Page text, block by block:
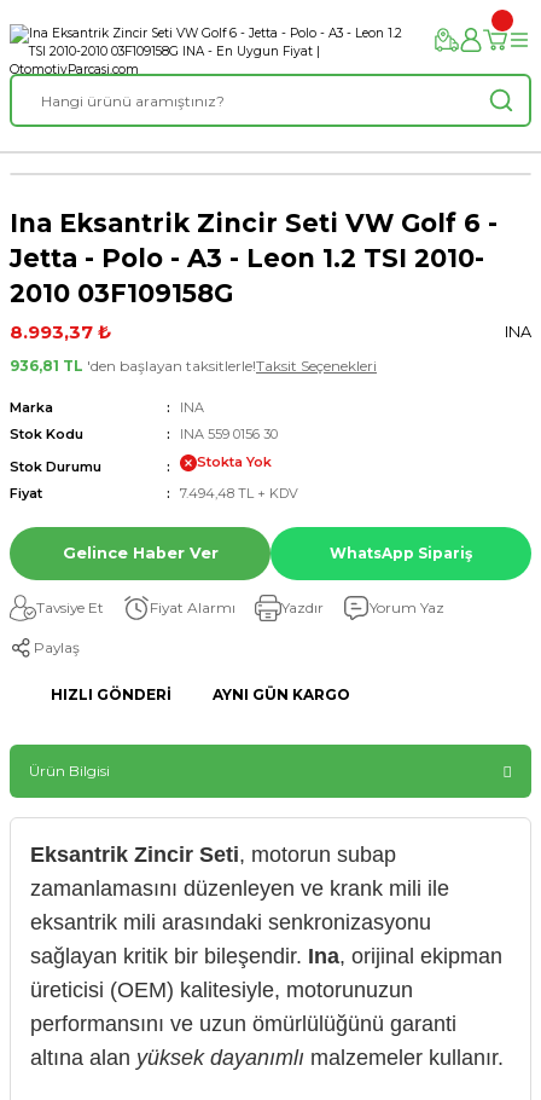
Ina Eksantrik Zincir Seti VW Golf 6 -
Jetta - Polo - A3 - Leon 1.2 TSI 2010-
2010 03F109158G
8.993,37 ₺
INA
936,81 TL 'den başlayan taksitlerle!Taksit Seçenekleri
Marka
INA
Stok Kodu
INA 559 0156 30
Stok Durumu
Stokta Yok
Fiyat
7.494,48 TL + KDV
Gelince Haber Ver WhatsApp Sipariş
Tavsiye Et Fiyat Alarmı Yazdır Yorum Yaz
Paylaş
HIZLI GÖNDERI AYNI GÜN KARGO
Ürün Bilgisi
Eksantrik Zincir Seti, motorun subap
zamanlamasını düzenleyen ve krank mili ile
eksantrik mili arasındaki senkronizasyonu
sağlayan kritik bir bileşendir. Ina, orijinal ekipman
üreticisi (OEM) kalitesiyle, motorunuzun
performansını ve uzun ömürlülüğünü garanti
altına alan yüksek dayanımlı malzemeler kullanır.